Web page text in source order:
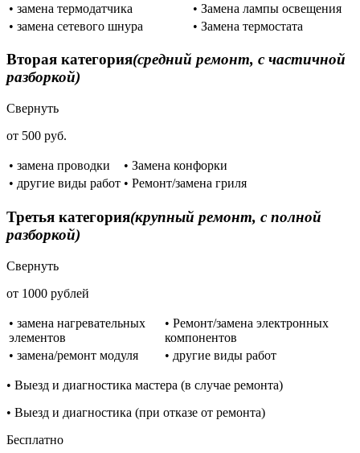
• замена термодатчика
• Замена лампы освещения
• замена сетевого шнура
• Замена термостата
Вторая категория(средний ремонт, с частичной
разборкой)
Свернуть
от 500 руб.
• замена проводки
• Замена конфорки
• другие виды работ • Ремонт/замена гриля
Третья категория(крупный ремонт, с полной
разборкой)
Свернуть
от 1000 рублей
• замена нагревательных
элементов
• Ремонт/замена электронных
компонентов
• замена/ремонт модуля
• другие виды работ
• Выезд и диагностика мастера (в случае ремонта)
• Выезд и диагностика (при отказе от ремонта)
Бесплатно